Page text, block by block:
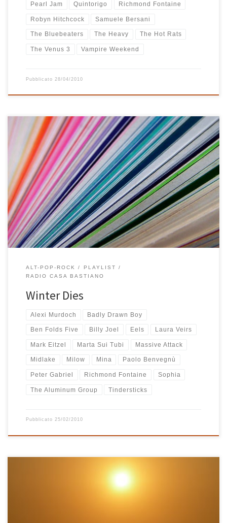
Pearl Jam Quintorigo Richmond Fontaine
Robyn Hitchcock Samuele Bersani
The Bluebeaters The Heavy The Hot Rats
The Venus 3 Vampire Weekend
Pubblicato 28/04/2010
La prima playlist del 2010 è dedicata all’uscita dal lungo inverno, a
quel momento in cui capisci che sì, potrà ancora nevicare e fare un
po’ freddo, ma ormai le giornate si allungano, presto cambierà
l’orario, il sole fa capolino un po’ più spesso e tutti abbiamo una
gran voglia […]
ALT-POP-ROCK
PLAYLIST
RADIO CASA BASTIANO
Winter Dies
Alexi Murdoch Badly Drawn Boy
Ben Folds Five Billy Joel Eels Laura Veirs
Mark Eitzel Marta Sui Tubi Massive Attack
Midlake Milow Mina Paolo Benvegnù
Peter Gabriel Richmond Fontaine Sophia
The Aluminum Group Tindersticks
Pubblicato 25/02/2010